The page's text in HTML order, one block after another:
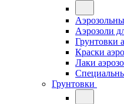
Аэрозоли
Грунтовки
Краски
Лаки
Грунтовки